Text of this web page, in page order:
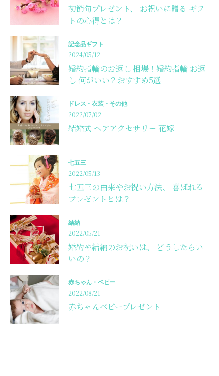
初節句プレゼント、 お祝いに贈る ギフ
トの心得とは？
記念品ギフト
2024/05/12
婚約指輪のお返し 相場！婚約指輪 お返
し 何がいい？おすすめ5選
ドレス・衣装・その他
2022/07/02
結婚式 ヘアアクセサリー 花嫁
七五三
2022/05/13
七五三の由来やお祝い方法、 喜ばれる
プレゼントとは？
結納
2022/05/21
婚約や結納のお祝いは、 どうしたらい
いの？
赤ちゃん・ベビー
2022/08/21
赤ちゃんベビープレゼント